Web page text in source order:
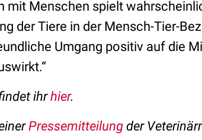
mit Menschen spielt
der Tiere in der Mensch-Tier-
Umgang positiv auf die
ihrhier.
Pressemitteilung der